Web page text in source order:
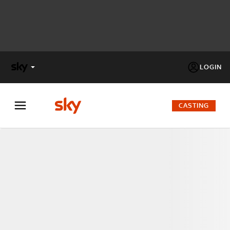
LOGIN
FACTOR
CASTING